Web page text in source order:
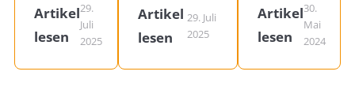
Artikel
lesen
29.
Juli
2025
Artikel
lesen
29. Juli
2025
Artikel
lesen
30.
Mai
2024